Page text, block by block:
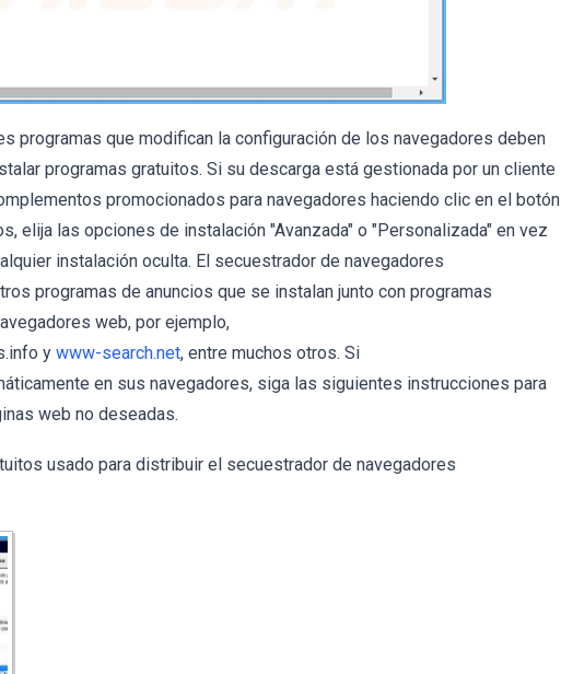
programas que modifican la configuración de los navegadores deben
programas gratuitos. Si su descarga está gestionada por un cliente
promocionados para navegadores haciendo clic en el botón
elija las opciones de instalación "Avanzada" o "Personalizada" en vez
instalación oculta. El secuestrador de navegadores
programas de anuncios que se instalan junto con programas
web, por ejemplo,
y www-search.net, entre muchos otros. Si
en sus navegadores, siga las siguientes instrucciones para
web no deseadas.
usado para distribuir el secuestrador de navegadores